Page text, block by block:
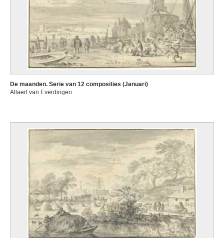
De maanden. Serie van 12 composities (Januari)
Allaert van Everdingen